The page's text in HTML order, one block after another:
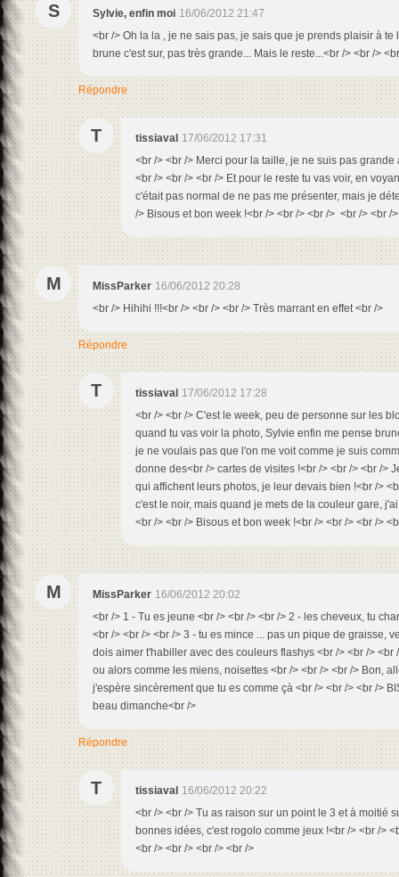
S Sylvie, enfin moi 16/06/2012 21:47
<br /> Oh la la , je ne sais pas, je sais que je prends plaisir à
brune c'est sur, pas très grande... Mais le reste...<br /> <br />
Répondre
T tissiaval 17/06/2012 17:31
<br /> <br /> Merci pour la taille, je ne suis pas
<br /> <br /> <br /> Et pour le reste tu vas voir, en
c'était pas normal de ne pas me présenter, mais je
/> Bisous et bon week !<br /> <br /> <br /> <br /> <br /
M MissParker 16/06/2012 20:28
<br /> Hihihi !!!<br /> <br /> <br /> Très marrant en effet <br />
Répondre
T tissiaval 17/06/2012 17:28
<br /> <br /> C'est le week, peu de personne sur les
quand tu vas voir la photo, Sylvie enfin me pense
je ne voulais pas que l'on me voit comme je suis
donne des<br /> cartes de visites !<br /> <br /> <br />
qui affichent leurs photos, je leur devais bien !<br />
c'est le noir, mais quand je mets de la couleur gare,
<br /> <br /> Bisous et bon week !<br /> <br /> <br />
M MissParker 16/06/2012 20:02
<br /> 1 - Tu es jeune <br /> <br /> <br /> 2 - les cheveux, tu
<br /> <br /> <br /> 3 - tu es mince ... pas un pique de graisse,
dois aimer t'habiller avec des couleurs flashys <br /> <br /> <br
ou alors comme les miens, noisettes <br /> <br /> <br /> Bon,
j'espère sincèrement que tu es comme çà <br /> <br /> <br />
beau dimanche<br />
Répondre
T tissiaval 16/06/2012 20:22
<br /> <br /> Tu as raison sur un point le 3 et à moitié
bonnes idées, c'est rogolo comme jeux !<br /> <br />
<br /> <br /> <br /> <br />